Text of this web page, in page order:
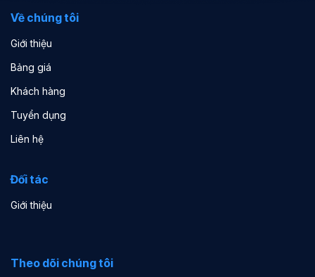
Về chúng tôi
Giới thiệu
Bảng giá
Khách hàng
Tuyển dụng
Liên hệ
Đối tác
Giới thiệu
Theo dõi chúng tôi